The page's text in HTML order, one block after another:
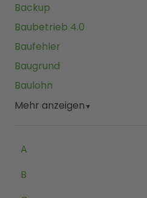
Backup
Baubetrieb 4.0
Baufehler
Baugrund
Baulohn
Mehr anzeigen▼
A
B